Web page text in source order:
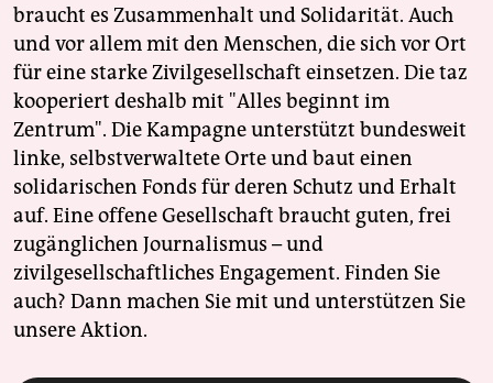
braucht es Zusammenhalt und Solidarität. Auch
und vor allem mit den Menschen, die sich vor Ort
für eine starke Zivilgesellschaft einsetzen. Die taz
kooperiert deshalb mit "Alles beginnt im
Zentrum". Die Kampagne unterstützt bundesweit
linke, selbstverwaltete Orte und baut einen
solidarischen Fonds für deren Schutz und Erhalt
auf. Eine offene Gesellschaft braucht guten, frei
zugänglichen Journalismus – und
zivilgesellschaftliches Engagement. Finden Sie
auch? Dann machen Sie mit und unterstützen Sie
unsere Aktion.